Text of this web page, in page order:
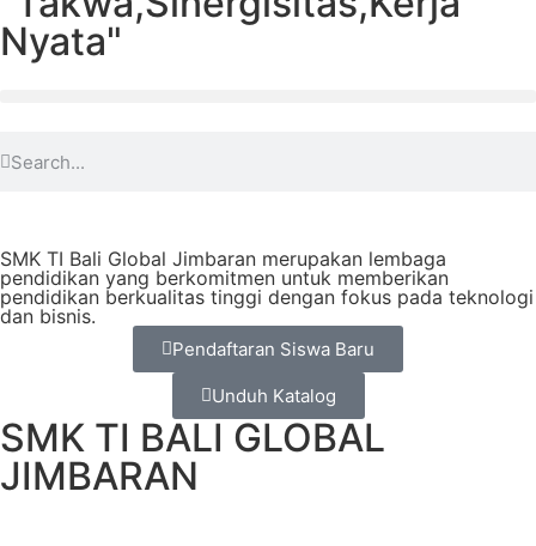
Nyata"
SMK TI Bali Global Jimbaran merupakan lembaga
pendidikan yang berkomitmen untuk memberikan
pendidikan berkualitas tinggi dengan fokus pada teknologi
dan bisnis.
Pendaftaran Siswa Baru
Unduh Katalog
SMK TI BALI GLOBAL
JIMBARAN